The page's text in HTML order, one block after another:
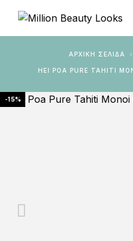
ΑΡΧΙΚΉ ΣΕΛΊΔΑ
HEI POA PURE TAHITI
-15%